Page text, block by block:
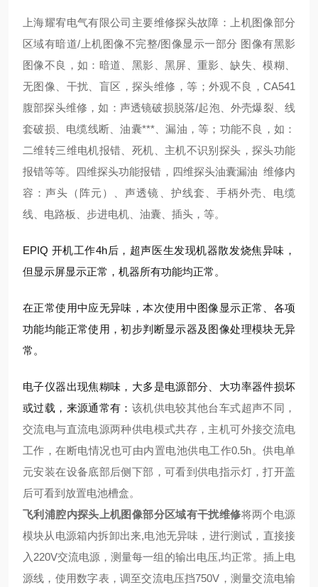
上海耀宥电气有限公司主要维修探头故障：上机图像部分
区域有暗道/上机图像不完整/图像显示一部分 图像有黑影
图像不良，如：暗道、黑影、黑屏、重影、缺失、模糊、
无图像、干扰、盲区，探头维修，等；外观不良，CA541
腹部探头维修，如：声透镜破损脱落/起泡、外壳爆裂、线
套破损、电缆线断、油囊***、漏油，等；功能不良，如：
二维转三维电机报错、死机、主机不识别探头，探头功能
报错等等。四维探头功能报错，四维探头油囊漏油 维修内
容：声头（阵元）、声透镜、护线套、手柄外壳、电缆
线、电路板、步进电机、油囊、插头，等。
EPIQ 开机工作4h后，超声医生发现机器散发烧焦异味，
但显示屏显示正常，机器所有功能均正常。
在正常使用中应无异味，本次使用中图像显示正常、各项
功能均能正常使用，初步判断显示器及图像处理模块无异
常。
电子仪器出现焦糊味，大多是电源部分、大功率器件损坏
或过载，来源通常有： 该机供电较其他台车式超声不同，
交流电与直流电源两种供电模式共存，主机可外接交流电
工作，在断电情况也可由内置电池供电工作0.5h。供电单
元安装在设备底部后侧下部，可看到供电指示灯，打开盖
后可看到放置电池槽盒。
飞利浦腔内探头上机图像部分区域有干扰维修将两个电源
模块从电源箱内拆卸出来,电池无异味，进行测试，直接接
入220V交流电源，测量每一组的输出电压,均正常。插上电
源线，使用数字表，调至交流电压挡750V，测量交流电输